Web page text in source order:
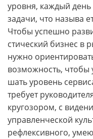
уровня, каждый
задачи, что называ
Чтобы успешно
стический бизнес в
нужно
возможность, чтобы
шать уровень
требует
кругозором, с
управленческой
рефлексивного,